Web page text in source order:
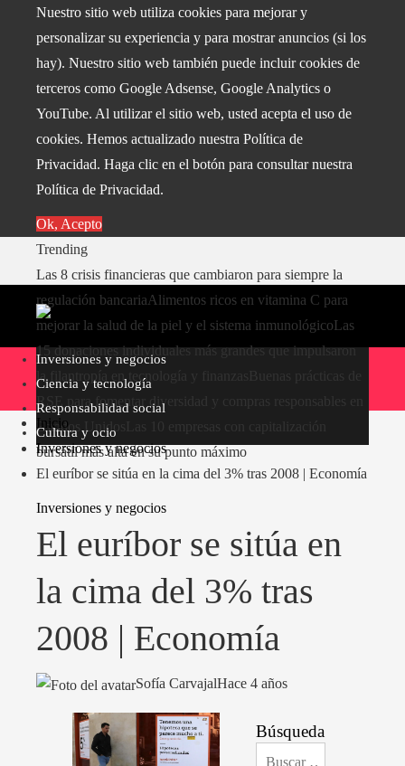
Nuestro sitio web utiliza cookies para mejorar y
personalizar su experiencia y para mostrar anuncios (si los
hay). Nuestro sitio web también puede incluir cookies de
terceros como Google Adsense, Google Analytics o
YouTube. Al utilizar el sitio web, usted acepta el uso de
cookies. Hemos actualizado nuestra Política de
Privacidad. Haga clic en el botón para consultar nuestra
Política de Privacidad.
Ok, Acepto
Trending
Las 8 crisis financieras que cambiaron para siempre la
regulación bancariaAlimentos ricos en vitamina C para
mejorar la salud de la piel y el sistema inmunológicoLas
15 donaciones individuales más grandes que impulsaron
la filantropía en tecnología y finanzas
RSE para fomentar diversidad y compras responsables en
Estados Unidos
bursátil más alta en su punto máximo
Inversiones y negocios
Ciencia y tecnología
Responsabilidad social
Cultura y ocio
Inicio
Inversiones y negocios
El euríbor se sitúa en la cima del 3% tras 2008 | Economía
Inversiones y negocios
El euríbor se sitúa en
la cima del 3% tras
2008 | Economía
Sofía CarvajalHace 4 años
Búsqueda
Buscar: